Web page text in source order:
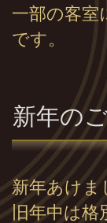
一部の客室
です。
新年の
新年あけ
旧年中は格